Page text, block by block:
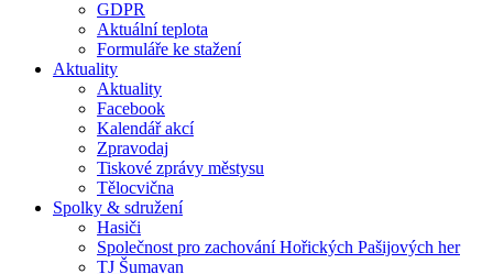
GDPR
Aktuální teplota
Formuláře ke stažení
Aktuality
Aktuality
Facebook
Kalendář akcí
Zpravodaj
Tiskové zprávy městysu
Tělocvična
Spolky & sdružení
Hasiči
Společnost pro zachování Hořických Pašijových her
TJ Šumavan